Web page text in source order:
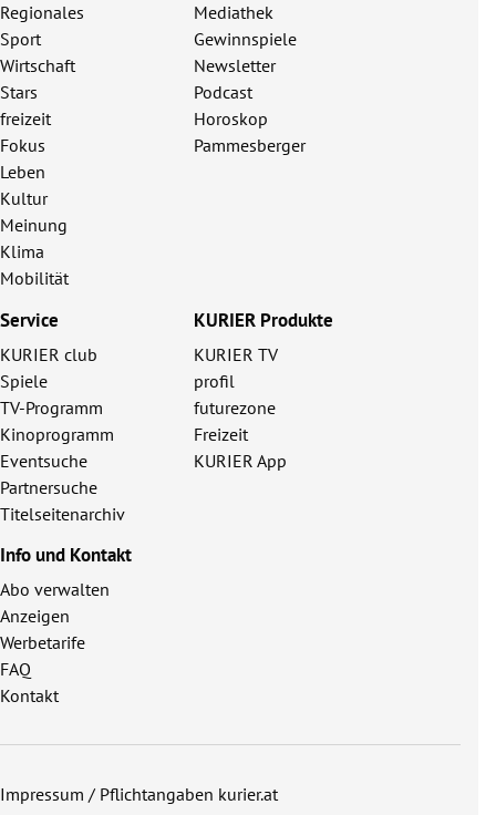
Regionales
Sport
Wirtschaft
Stars
freizeit
Fokus
Leben
Kultur
Meinung
Klima
Mobilität
Mediathek
Gewinnspiele
Newsletter
Podcast
Horoskop
Pammesberger
Service
KURIER club
Spiele
TV-Programm
Kinoprogramm
Eventsuche
Partnersuche
Titelseitenarchiv
KURIER Produkte
KURIER TV
profil
futurezone
Freizeit
KURIER App
Info und Kontakt
Abo verwalten
Anzeigen
Werbetarife
FAQ
Kontakt
Impressum / Pflichtangaben kurier.at